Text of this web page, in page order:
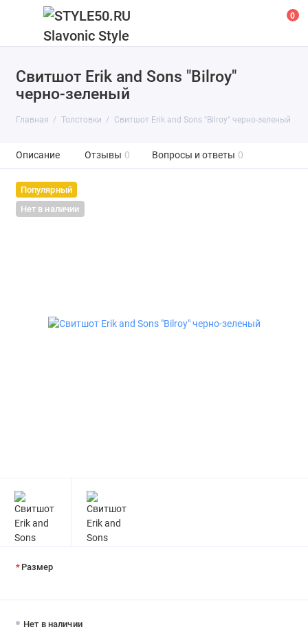
0
Свитшот Erik and Sons "Bilroy"
черно-зеленый
Главная Толстовки Свитшот Erik and Sons "Bilroy" черно-зеленый
Описание Отзывы 0 Вопросы и ответы 0
Популярный
Нет в наличии
Нет в наличии
Размер